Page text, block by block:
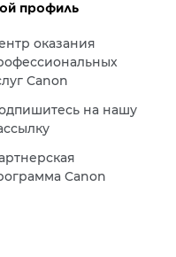
профиль
оказания
Canon
на нашу
Canon